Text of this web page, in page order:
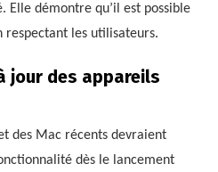
Elle démontre qu’il est possible
respectant les utilisateurs.
jour des appareils
des Mac récents devraient
dès le lancement